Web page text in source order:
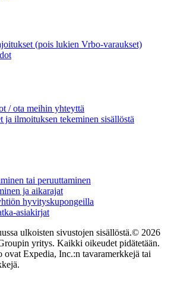
(pois lukien Vrbo-varaukset)
/ ota meihin yhteyttä
ja ilmoituksen tekeminen sisällöstä
tai peruuttaminen
ja aikarajat
hyvityskupongeilla
asiakirjat
ulkoisten sivustojen sisällöstä.© 2026
yritys. Kaikki oikeudet pidätetään.
Expedia, Inc.:n tavaramerkkejä tai